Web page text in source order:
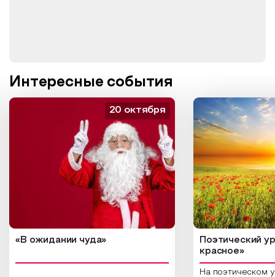
Интересные события
«В ожидании чуда»
20 октября
Поэтический
красное»
На поэтическом